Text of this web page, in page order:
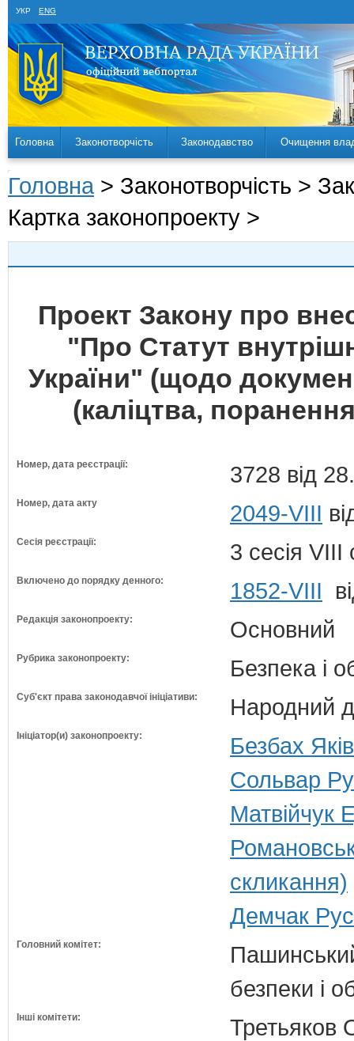
УКР ENG
Головна Законотворчість Законодавство Очищення
Головна > Законотворчість >
Картка законопроекту >
Проект Закону про
"Про Статут
України" (щодо
(каліцтва,
Номер, дата реєстрації: 3728 від
Номер, дата акту 2049-VIII
Сесія реєстрації: 3 сесія VIII
Включено до порядку денного: 1852-VIII
Редакція законопроекту: Основний
Рубрика законопроекту: Безпека і
Суб'єкт права законодавчої ініціативи: Народний
Ініціатор(и) законопроекту:
Безбах
Сольвар
Матвійчук
скликання)
Демчак
Головний комітет:
безпеки і
Інші комітети:
Третьяков